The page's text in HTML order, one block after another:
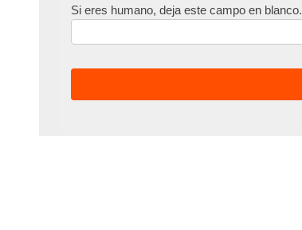
Si eres humano, deja este campo en blanco.